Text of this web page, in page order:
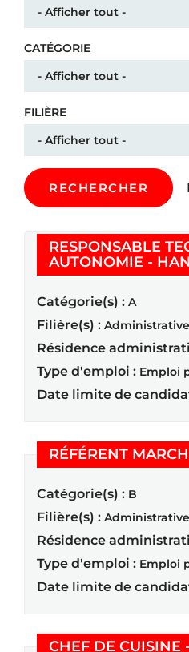
CATÉGORIE
FILIÈRE
RECHERCHER
RESPONSABLE
AUTONOMIE -
Catégorie(s) : A
Filière(s) : Administrative
Résidence
Type d'emploi : Emploi
Date limite de
RÉFÉRENT
Catégorie(s) : B
Filière(s) : Administrative
Résidence
Type d'emploi : Emploi
Date limite de
CHEF DE CUISINE